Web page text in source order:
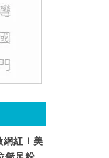
網紅！美